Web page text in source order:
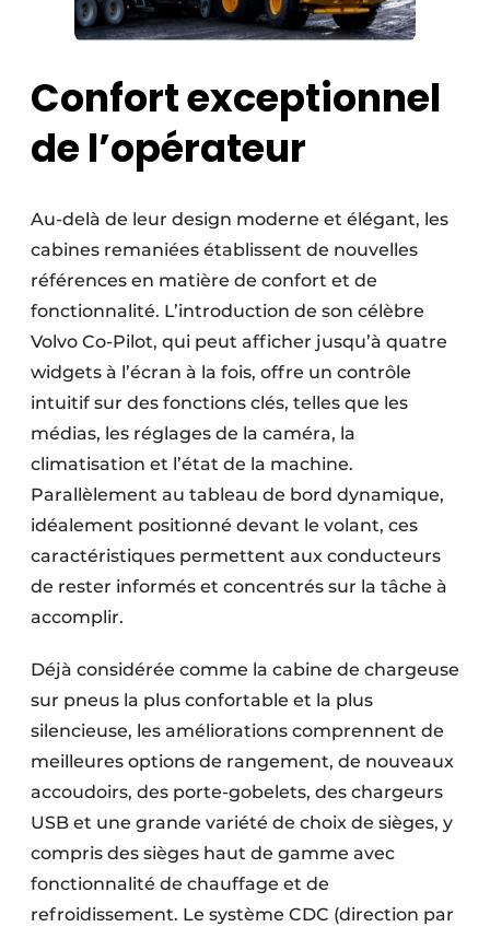
Confort exceptionnel
de l’opérateur
Au-delà de leur design moderne et élégant, les
cabines remaniées établissent de nouvelles
références en matière de confort et de
fonctionnalité. L’introduction de son célèbre
Volvo Co-Pilot, qui peut afficher jusqu’à quatre
widgets à l’écran à la fois, offre un contrôle
intuitif sur des fonctions clés, telles que les
médias, les réglages de la caméra, la
climatisation et l’état de la machine.
Parallèlement au tableau de bord dynamique,
idéalement positionné devant le volant, ces
caractéristiques permettent aux conducteurs
de rester informés et concentrés sur la tâche à
accomplir.
Déjà considérée comme la cabine de chargeuse
sur pneus la plus confortable et la plus
silencieuse, les améliorations comprennent de
meilleures options de rangement, de nouveaux
accoudoirs, des porte-gobelets, des chargeurs
USB et une grande variété de choix de sièges, y
compris des sièges haut de gamme avec
fonctionnalité de chauffage et de
refroidissement. Le système CDC (direction par